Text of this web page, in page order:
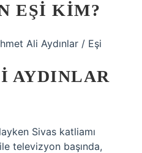
EŞI KIM?
Ali Aydınlar / Eşi
AYDINLAR
Sivas katliamı
televizyon başında,